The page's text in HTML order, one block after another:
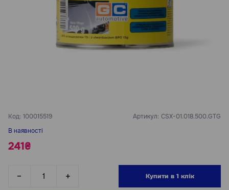
Код: 100015519 Артикул: CSX-01.018.500.GTG
В наявності
241₴
Купити в 1 клік